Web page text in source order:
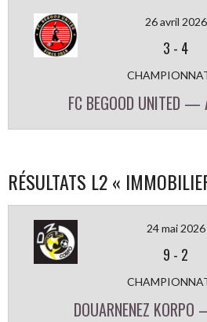
26 avril 2026
3 - 4
FC BEGOOD UNITED —
RÉSULTATS L2 «
24 mai 2026
9 - 2
DOUARNENEZ